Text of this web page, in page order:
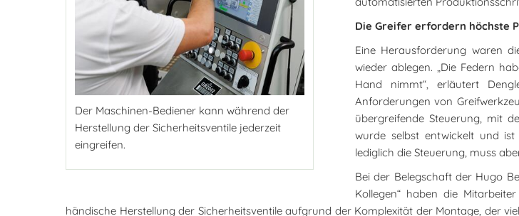
Der Maschinen-Bediener kann während der
Herstellung der Sicherheitsventile jederzeit
eingreifen.
Die Greifer erfordern höchste
Eine Herausforderung waren
wieder ablegen. „Die Federn
Hand nimmt“, erläutert
Anforderungen von
übergreifende Steuerung, mit
wurde selbst entwickelt und
lediglich die Steuerung, muss
Bei der Belegschaft der Hugo
Kollegen“ haben die
händische Herstellung der Sicherheitsventile aufgrund der Komplexität der Montage, der